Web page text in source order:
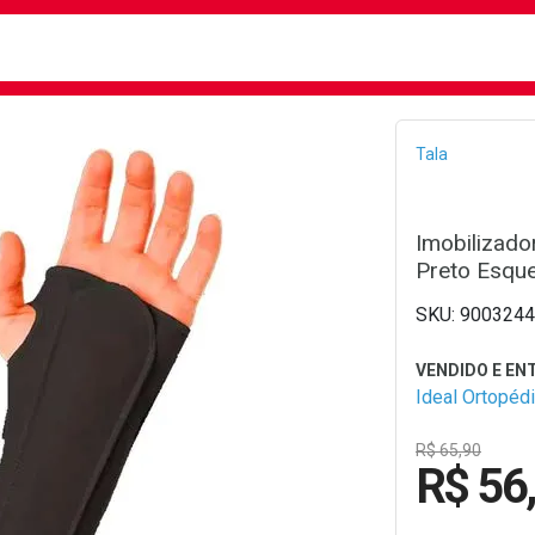
Tala
Preto
9003244
Ideal
R$ 65,90
R$